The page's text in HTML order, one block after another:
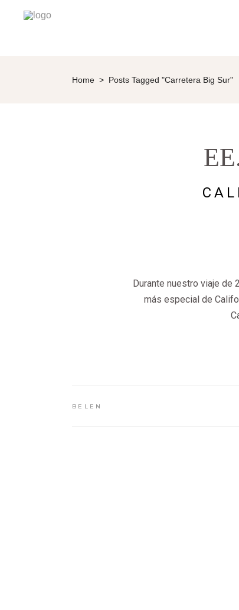
Home > Posts Tagged "carretera Big Sur"
Durante nuestro viaje de
más especial de
BELEN